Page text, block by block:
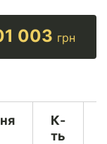
003 грн
К-
ть